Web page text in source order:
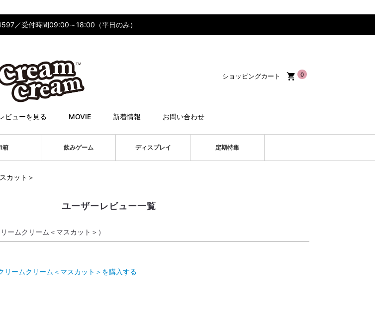
／受付時間09:00～18:00（平日のみ）
ショッピングカート 0
ビューを見る MOVIE 新着情報 お問い合わせ
1箱 飲みゲーム ディスプレイ 定期特集
カット＞
ユーザーレビュー一覧
ムクリーム＜マスカット＞）
リームクリーム＜マスカット＞を購入する